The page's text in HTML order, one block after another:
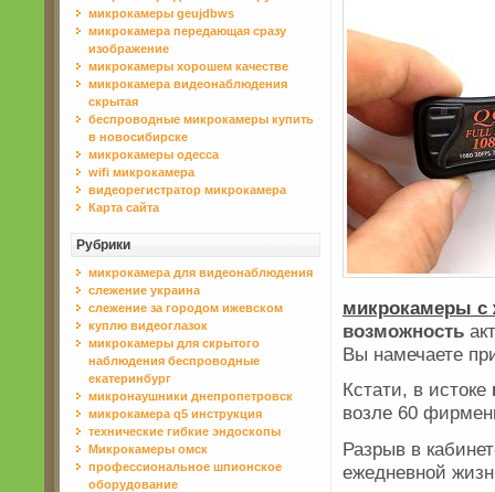
микрокамеры geujdbws
микрокамера передающая сразу
изображение
микрокамеры хорошем качестве
микрокамера видеонаблюдения
скрытая
беспроводные микрокамеры купить
в новосибирске
микрокамеры одесса
wifi микрокамера
видеорегистратор микрокамера
Карта сайта
Рубрики
микрокамера для видеонаблюдения
слежение украина
слежение за городом ижевском
куплю видеоглазок
микрокамеры для скрытого
наблюдения беспроводные
екатеринбург
микронаушники днепропетровск
микрокамера q5 инструкция
технические гибкие эндоскопы
Микрокамеры омск
профессиональное шпионское
оборудование
микрокамеры с
возможность
Вы намечаете
Кстати, в истоке
возле 60
Разрыв в
ежедневной